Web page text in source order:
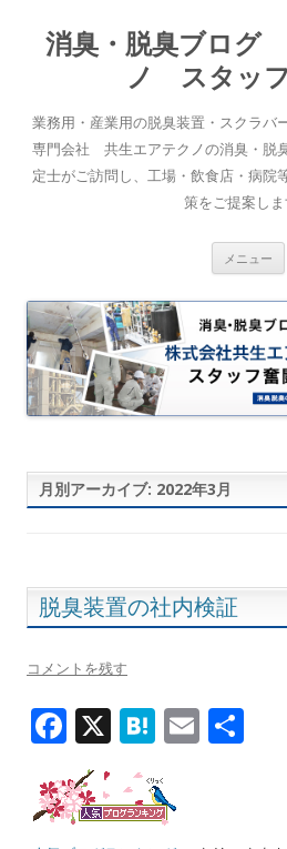
消臭・脱臭ブログ
ノ スタッ
業務用・産業用の脱臭装置・スクラバ
専門会社 共生エアテクノの消臭・脱
定士がご訪問し、工場・飲食店・病院
策をご提案しま
メニュー
月別アーカイブ: 2022年3月
脱臭装置の社内検証
コメントを残す
F
ac
e
b
X H
e
n
E